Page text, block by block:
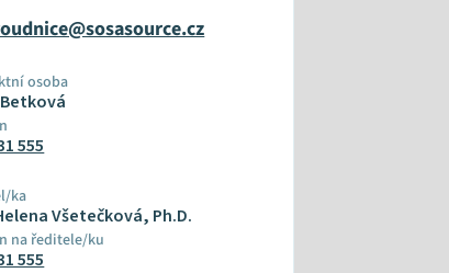
osoba
555
ka
Všetečková, Ph.D.
na ředitele/ku
555